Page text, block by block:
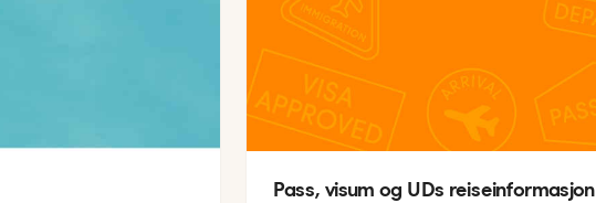
Pass, visum og UDs reiseinformasjon